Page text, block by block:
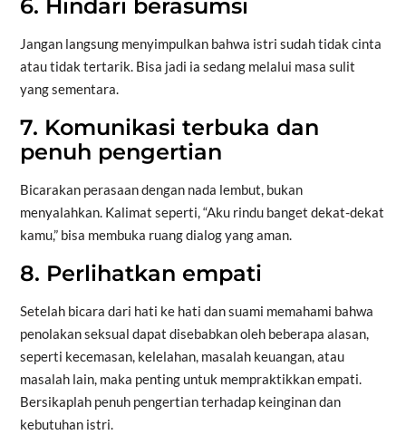
6. Hindari berasumsi
Jangan langsung menyimpulkan bahwa istri sudah tidak cinta
atau tidak tertarik. Bisa jadi ia sedang melalui masa sulit
yang sementara.
7. Komunikasi terbuka dan
penuh pengertian
Bicarakan perasaan dengan nada lembut, bukan
menyalahkan. Kalimat seperti, “Aku rindu banget dekat-dekat
kamu,” bisa membuka ruang dialog yang aman.
8. Perlihatkan empati
Setelah bicara dari hati ke hati dan suami memahami bahwa
penolakan seksual dapat disebabkan oleh beberapa alasan,
seperti kecemasan, kelelahan, masalah keuangan, atau
masalah lain, maka penting untuk mempraktikkan empati.
Bersikaplah penuh pengertian terhadap keinginan dan
kebutuhan istri.